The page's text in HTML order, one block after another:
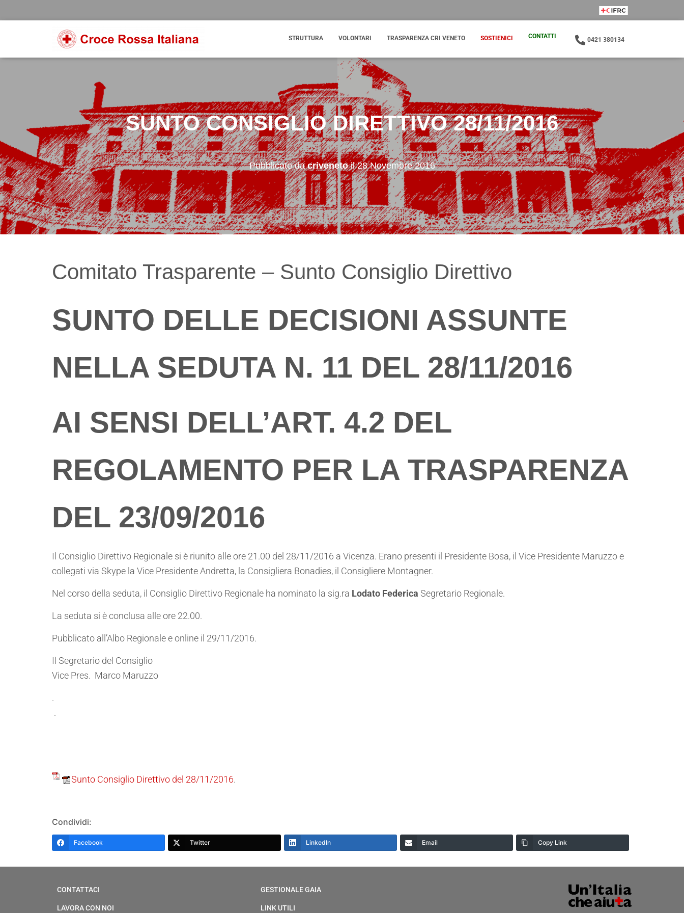
STRUTTURA
VOLONTARI TRASPARENZA CRI VENETO SOSTIENICI CONTATTI 0421 380134
SUNTO CONSIGLIO DIRETTIVO 28/11/2016
Pubblicato dacrivenetoil28 Novembre 2016
Comitato Trasparente – Sunto Consiglio Direttivo
SUNTO DELLE DECISIONI ASSUNTE
NELLA SEDUTA N. 11 DEL 28/11/2016
AI SENSI DELL’ART. 4.2 DEL
REGOLAMENTO PER LA TRASPARENZA
DEL 23/09/2016
Il Consiglio Direttivo Regionale si è riunito alle ore 21.00 del 28/11/2016 a Vicenza. Erano presenti il Presidente Bosa, il Vice Presidente Maruzzo e
collegati via Skype la Vice Presidente Andretta, la Consigliera Bonadies, il Consigliere Montagner.
Nel corso della seduta, il Consiglio Direttivo Regionale ha nominato la sig.ra Lodato Federica Segretario Regionale.
La seduta si è conclusa alle ore 22.00.
Pubblicato all’Albo Regionale e online il 29/11/2016.
Il Segretario del Consiglio
Vice Pres. Marco Maruzzo
.
.
Sunto Consiglio Direttivo del 28/11/2016.
Condividi:
Facebook Twitter LinkedIn Email Copy Link
CONTATTACI
LAVORA CON NOI
GESTIONALE GAIA
LINK UTILI